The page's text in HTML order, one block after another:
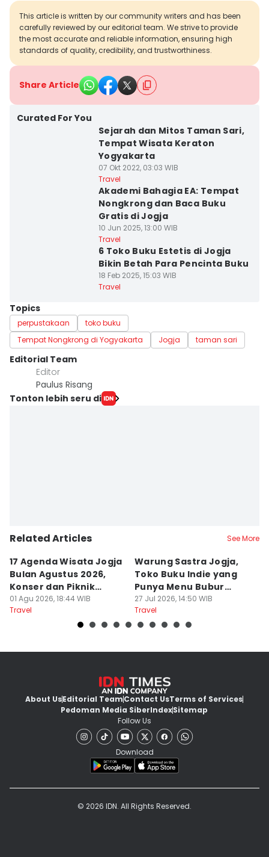
This article is written by our community writers and has been
carefully reviewed by our editorial team. We strive to provide
the most accurate and reliable information, ensuring high
standards of quality, credibility, and trustworthiness.
Share Article
Curated For You
Sejarah dan Mitos Taman Sari,
Tempat Wisata Keraton
Yogyakarta
07 Okt 2022, 03:03 WIB
Travel
Akademi Bahagia EA: Tempat
Nongkrong dan Baca Buku
Gratis di Jogja
10 Jun 2025, 13:00 WIB
Travel
6 Toko Buku Estetis di Jogja
Bikin Betah Para Pencinta Buku
18 Feb 2025, 15:03 WIB
Travel
Topics
perpustakaan
toko buku
Tempat Nongkrong di Yogyakarta
Jogja taman sari
Editorial Team
Editor
Paulus Risang
Tonton lebih seru di
Related Articles See More
17 Agenda Wisata Jogja
Bulan Agustus 2026,
Konser dan Piknik
Literasi
01 Agu 2026, 18:44 WIB
Travel
Warung Sastra Jogja,
Toko Buku Indie yang
Punya Menu Bubur
Manado
27 Jul 2026, 14:50 WIB
Travel
About UsEditorial TeamContact UsTerms of Services
Pedoman Media SiberIndexSitemap
Follow Us
Download
© 2026 IDN. All Rights Reserved.